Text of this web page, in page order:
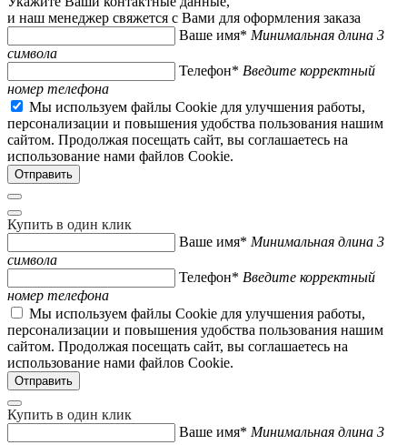
и наш менеджер свяжется с Вами для оформления заказа
Ваше имя* Минимальная длина 3
символа
Телефон* Введите корректный
номер телефона
Мы используем файлы Cookie для улучшения работы,
персонализации и повышения удобства пользования нашим
сайтом. Продолжая посещать сайт, вы соглашаетесь на
использование нами файлов Cookie.
Купить в один клик
Ваше имя* Минимальная длина 3
символа
Телефон* Введите корректный
номер телефона
Мы используем файлы Cookie для улучшения работы,
персонализации и повышения удобства пользования нашим
сайтом. Продолжая посещать сайт, вы соглашаетесь на
использование нами файлов Cookie.
Купить в один клик
Ваше имя* Минимальная длина 3